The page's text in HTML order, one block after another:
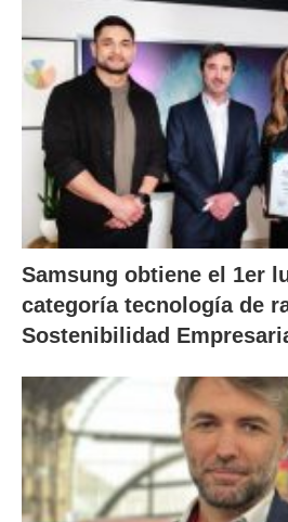
Samsung obtiene el 1er
categoría tecnología de
Sostenibilidad